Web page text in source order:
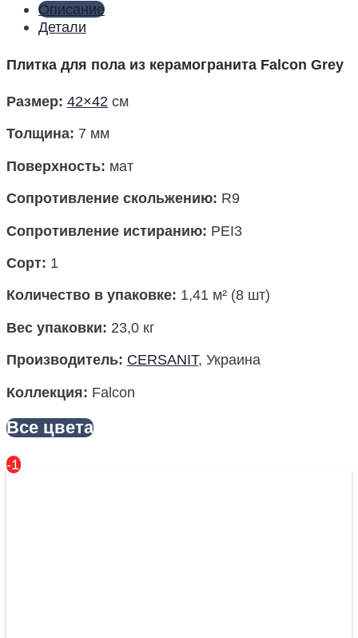
Описание
Детали
Плитка для пола из керамогранита Falcon Grey
Размер: 42×42 см
Толщина: 7 мм
Поверхность: мат
Сопротивление скольжению: R9
Сопротивление истиранию: PEI3
Сорт: 1
Количество в упаковке: 1,41 м² (8 шт)
Вес упаковки: 23,0 кг
Производитель: CERSANIT, Украина
Коллекция: Falcon
Все цвета
-17%